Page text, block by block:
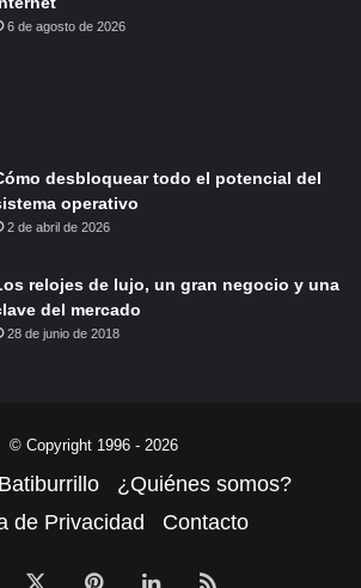
6 de agosto de 2026
desbloquear todo el potencial del
operativo
2 de abril de 2026
relojes de lujo, un gran negocio y una
del mercado
28 de junio de 2018
© Copyright 1996 - 2026
¿Quiénes somos?
de Privacidad
Contacto
PinterestLinkedInRSS